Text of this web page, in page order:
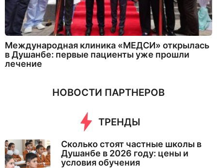
Международная клиника «МЕДСИ» открылась
в Душанбе: первые пациенты уже прошли
лечение
НОВОСТИ ПАРТНЕРОВ
ТРЕНДЫ
Сколько стоят частные школы в
Душанбе в 2026 году: цены и
условия обучения